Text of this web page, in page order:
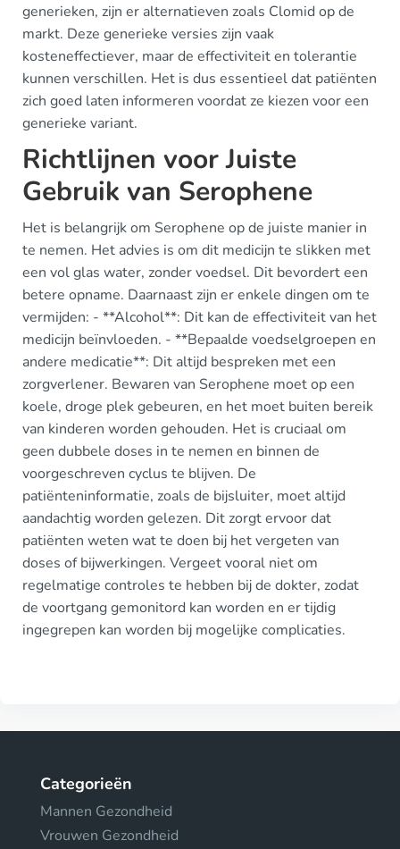
generieken, zijn er alternatieven zoals Clomid op de
markt. Deze generieke versies zijn vaak
kosteneffectiever, maar de effectiviteit en tolerantie
kunnen verschillen. Het is dus essentieel dat patiënten
zich goed laten informeren voordat ze kiezen voor een
generieke variant.
Richtlijnen voor Juiste
Gebruik van Serophene
Het is belangrijk om Serophene op de juiste manier in
te nemen. Het advies is om dit medicijn te slikken met
een vol glas water, zonder voedsel. Dit bevordert een
betere opname. Daarnaast zijn er enkele dingen om te
vermijden: - **Alcohol**: Dit kan de effectiviteit van het
medicijn beïnvloeden. - **Bepaalde voedselgroepen en
andere medicatie**: Dit altijd bespreken met een
zorgverlener. Bewaren van Serophene moet op een
koele, droge plek gebeuren, en het moet buiten bereik
van kinderen worden gehouden. Het is cruciaal om
geen dubbele doses in te nemen en binnen de
voorgeschreven cyclus te blijven. De
patiënteninformatie, zoals de bijsluiter, moet altijd
aandachtig worden gelezen. Dit zorgt ervoor dat
patiënten weten wat te doen bij het vergeten van
doses of bijwerkingen. Vergeet vooral niet om
regelmatige controles te hebben bij de dokter, zodat
de voortgang gemonitord kan worden en er tijdig
ingegrepen kan worden bij mogelijke complicaties.
Categorieën
Mannen Gezondheid
Vrouwen Gezondheid